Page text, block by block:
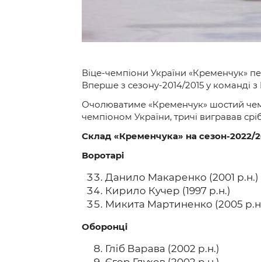
Віце-чемпіони України «Кременчук»
Вперше з сезону-2014/2015 у команді
Очолюватиме «Кременчук» шостий
чемпіоном України, тричі вигравав
Склад «Кременчука» на сезон-2022/
Воротарі
Данило Макаренко (2001 р.н.)
Кирило Кучер (1997 р.н.)
Микита Мартиненко (2005
Оборонці
Гліб Варава (2002 р.н.)